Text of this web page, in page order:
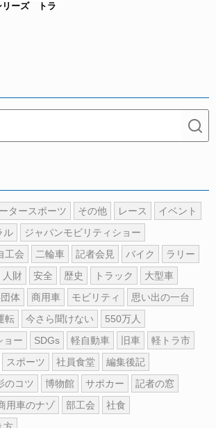
リーズ トラ
タースポーツ その他 レース
イベント
ル
ジャパンモビリティショー
工会 二輪車 記者会見 バイク
ラリー
人財 安全 歴史 トラック
大型車
体 商用車 モビリティ
思い出の一台
転 今さら聞けない
550万人
ョー
SDGs 軽自動車 旧車
軽トラ市
スポーツ 社員食堂
編集後記
のコツ 博物館 サポカー
記者の窓
用車のナゾ 部工会
社食